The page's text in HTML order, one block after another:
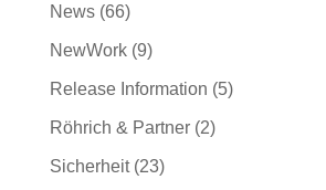
News(66)
NewWork(9)
Release Information (5)
Röhrich & Partner(2)
Sicherheit(23)